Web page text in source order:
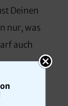
Deinen
nur, was
auch